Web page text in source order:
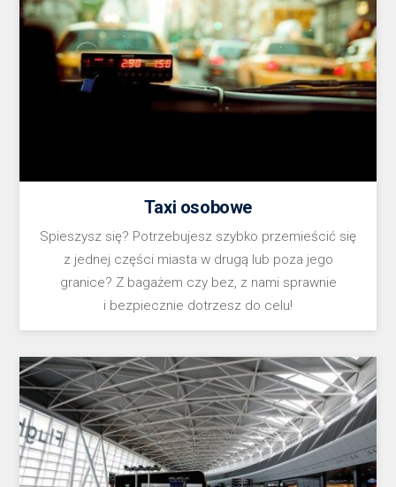
Taxi osobowe
Spieszysz się? Potrzebujesz szybko przemieścić się
z jednej części miasta w drugą lub poza jego
granice? Z bagażem czy bez, z nami sprawnie
i bezpiecznie dotrzesz do celu!